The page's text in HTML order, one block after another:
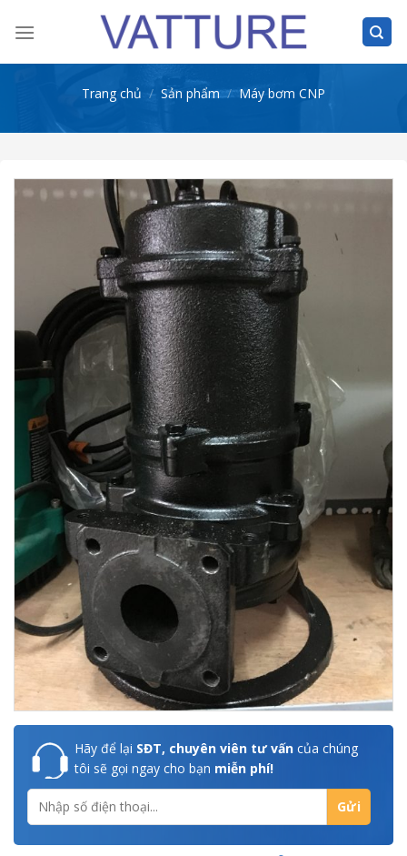
Trang chủ / Sản phẩm / Máy bơm CNP
Hãy để lại SĐT, chuyên viên tư vấn của chúng
tôi sẽ gọi ngay cho bạn miễn phí!